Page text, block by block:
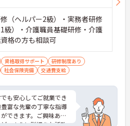
（ヘルパー2級）・実務者研修
1級）・介護職員基礎研修・介護
格の方も相談可
資格取得サポート
研修制度あり
社会保険完備 交通費支給
も安心してご就業でき
富な先輩の丁寧な指導
できます。ご興味ある
、さらに詳細をお話致